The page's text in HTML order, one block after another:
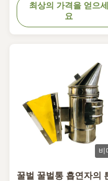
nameReference
photoSpecification:04XF-
Star American style bee
bellow boxDiameter 10.5cm ,
Height 29.5cmWithout inner
tank04XF-10SS Star
style bee smoker ...
최상의 가격을 얻으세
요
비
꿀벌 꿀벌통 흡연자의